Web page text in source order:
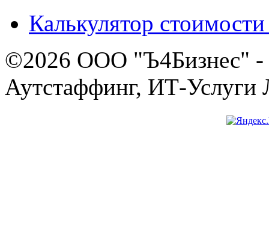
Калькулятор
©2026 ООО "Ъ4Бизнес" -
Аутстаффинг, ИТ-Услуги